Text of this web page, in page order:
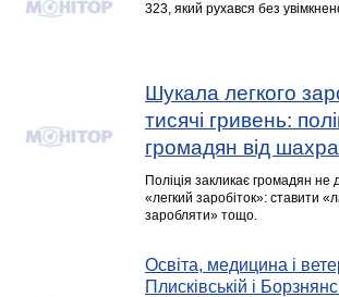
323, який рухався без
Шукала легкого
тисячі гривень:
громадян від
Поліція закликає громадян
«легкий заробіток»: ставити
заробляти» тощо.
Освіта, медицина і
Плисківській і